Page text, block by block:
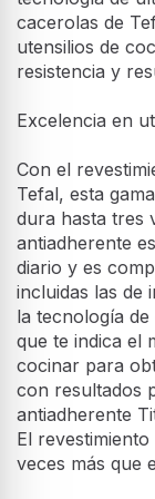
cacerolas de
utensilios de
resistencia y
Excelencia en
Con el
Tefal, esta
dura hasta tres
antiadherente
diario y es
incluidas las de
la tecnología
que te indica el
cocinar para
con resultados
antiadherente
El
veces más que